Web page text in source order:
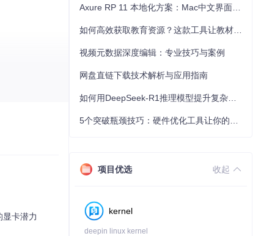
些想要深入
卡潜力
视频元数据深度编辑：专业技巧与案例
网盘直链下载技术解析与应用指南
项目优选 收起
kernel
deepin linux kernel